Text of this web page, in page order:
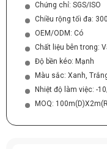
Chứng chỉ: SGS/ISO
Chiều rộng tối đa:
OEM/ODM: Có
Chất liệu bên trong:
Độ bền kéo: Mạnh
Màu sắc: Xanh,
Nhiệt độ làm việc: -
MOQ: